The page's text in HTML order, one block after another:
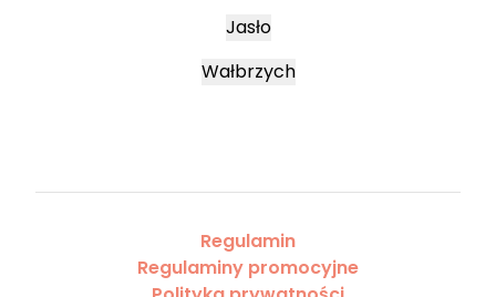
Jasło
Wałbrzych
Regulamin
Regulaminy promocyjne